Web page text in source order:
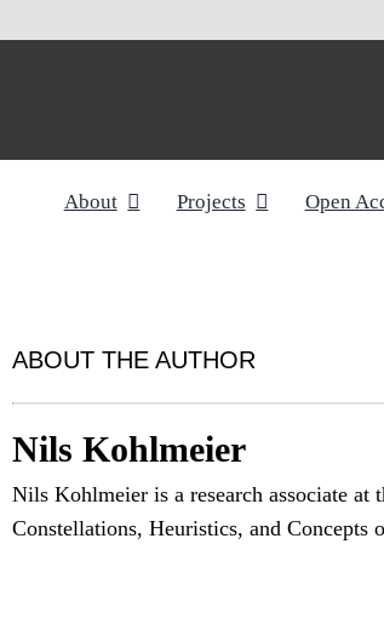
About Projects Open
ABOUT THE AUTHOR
Nils Kohlmeier
Nils Kohlmeier is a research associate
Constellations, Heuristics, and Concepts